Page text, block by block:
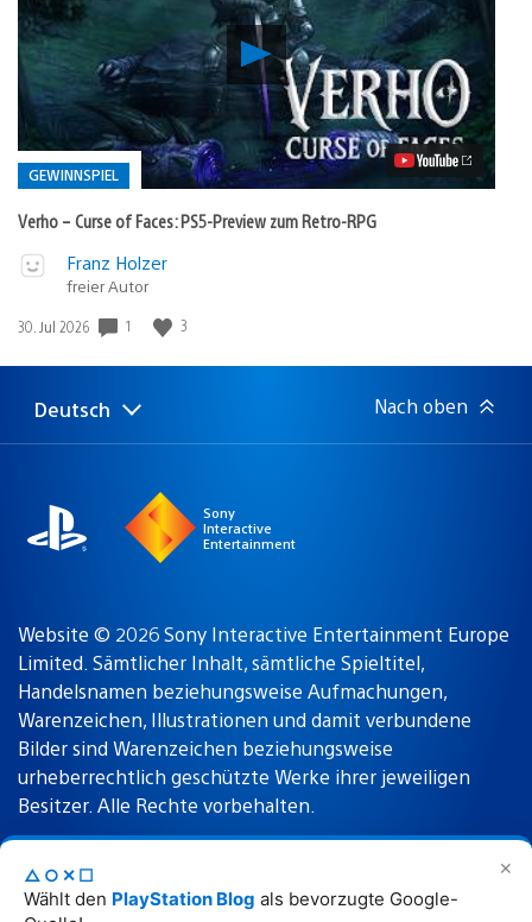
✕
△○✕☐
Wählt den PlayStation Blog als bevorzugte Google-
Verho
–
Curse
of
Faces:
PS5-
Preview
zum
Retro-
GEWINNSPIEL
Verho – Curse of Faces: PS5-Preview zum Retro-RPG
Veröffentlicht
Gewinnspiel
Franz Holzer
freier Autor
Veröffentlichungsdatum:
30. Jul 2026 1 3
Select
a
Aktuelle
Region:
Deutsch Nach oben
Sony
Interactive
Entertainment
Website © 2026 Sony Interactive Entertainment Europe
Limited. Sämtlicher Inhalt, sämtliche Spieltitel,
Handelsnamen beziehungsweise Aufmachungen,
Warenzeichen, Illustrationen und damit verbundene
Bilder sind Warenzeichen beziehungsweise
urheberrechtlich geschützte Werke ihrer jeweiligen
Besitzer. Alle Rechte vorbehalten.
Nutzungsbedingungen Datenschutzrichtlinie